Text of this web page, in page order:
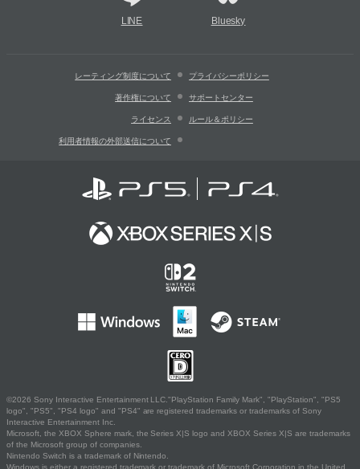
LINE Bluesky
レーティング制度について プライバシーポリシー
著作権について サポートセンター
ライセンス ルール＆ポリシー
利用者情報の外部送信について
©2026 Sony Interactive Entertainment LLC."PlayStation Family Mark", "PlayStation", "PS5
logo", "PS5", "PS4 logo" and "PS4" are registered trademarks or trademarks of Sony
Interactive Entertainment Inc.
Microsoft, the XBOX Sphere mark, the Series X|S logo and XBOX Series X|S are trademarks
of the Microsoft group of companies.
Nintendo Switch is a trademark of Nintendo.
Windows is either a registered trademark or trademark of Microsoft Corporation in the United